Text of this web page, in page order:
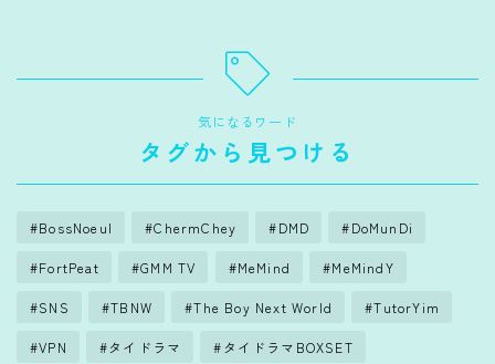
気になるワード
タグから見つける
BossNoeul ChermChey DMD DoMunDi
FortPeat GMM TV MeMind MeMindY
SNS TBNW The Boy Next World TutorYim
VPN タイドラマ タイドラマBOXSET